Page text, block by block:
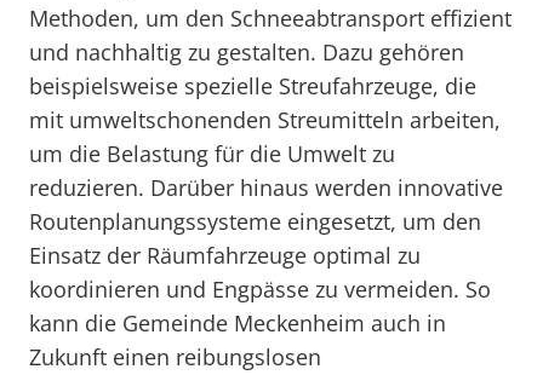
Methoden, um den Schneeabtransport effizient
und nachhaltig zu gestalten. Dazu gehören
beispielsweise spezielle Streufahrzeuge, die
mit umweltschonenden Streumitteln arbeiten,
um die Belastung für die Umwelt zu
reduzieren. Darüber hinaus werden innovative
Routenplanungssysteme eingesetzt, um den
Einsatz der Räumfahrzeuge optimal zu
koordinieren und Engpässe zu vermeiden. So
kann die Gemeinde Meckenheim auch in
Zukunft einen reibungslosen